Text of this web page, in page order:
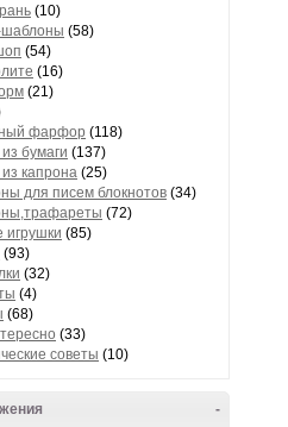
(10)
(58)
(54)
(16)
(21)
фарфор (118)
бумаги (137)
капрона (25)
для писем блокнотов (34)
(72)
(85)
(93)
(32)
(4)
(68)
(33)
советы (10)
-